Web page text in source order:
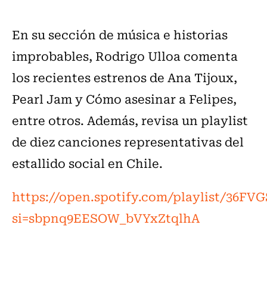
En su sección de música e historias
improbables, Rodrigo Ulloa comenta
los recientes estrenos de Ana Tijoux,
Pearl Jam y Cómo asesinar a Felipes,
entre otros. Además, revisa un playlist
de diez canciones representativas del
estallido social en Chile.
https://open.spotify.com/playlist/
si=sbpnq9EESOW_bVYxZtqlhA